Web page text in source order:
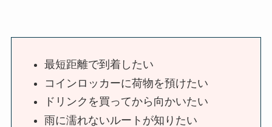
最短距離で到着したい
コインロッカーに荷物を預けたい
ドリンクを買ってから向かいたい
雨に濡れないルートが知りたい